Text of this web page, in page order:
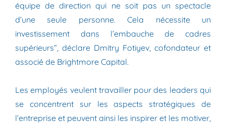
équipe de direction qui ne soit pas un spectacle
d’une seule personne. Cela nécessite un
investissement dans l’embauche de cadres
supérieurs”, déclare Dmitry Fotiyev, cofondateur et
associé de Brightmore Capital.
Les employés veulent travailler pour des leaders qui
se concentrent sur les aspects stratégiques de
l’entreprise et peuvent ainsi les inspirer et les motiver,